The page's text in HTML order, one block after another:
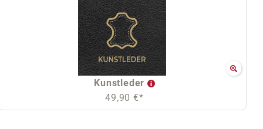
Kunstleder
49,90 €*